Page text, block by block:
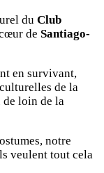
du Club
de Santiago-
en survivant,
de la
de loin de la
notre
veulent tout cela